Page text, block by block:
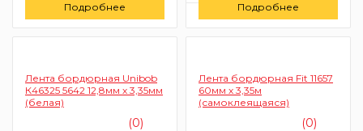
Подробнее
Заказать
Подробнее
Лента бордюрная Unibob
К46325 5642 12,8мм х 3,35мм
(белая)
(0)
Лента бордюрная Fit 11657
60мм х 3,35м
(самоклеящаяся)
(0)